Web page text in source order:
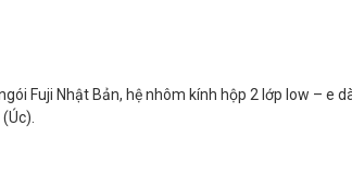
Fuji Nhật Bản, hệ nhôm kính hộp 2 lớp low – e